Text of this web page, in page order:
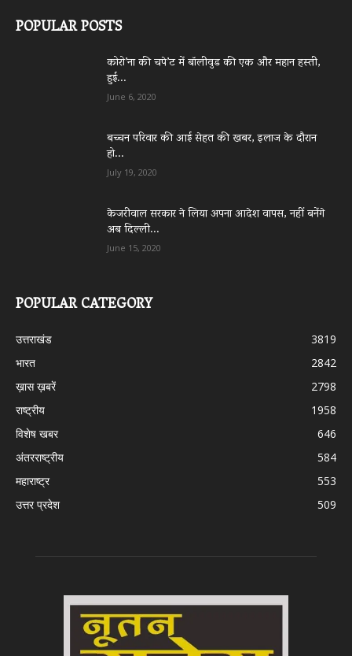
POPULAR POSTS
कोरो’ना की चपे’ट में बॉलीवुड की एक और महान हस्ती,
हुई...
June 6, 2020
बच्चन परिवार की आई सेहत की खबर, इलाज के दौरान
हो...
July 19, 2020
केजरीवाल सरकार ने लिया अपना आदेश वापस, नहीं बनेंगे
अब दिल्ली...
June 15, 2020
POPULAR CATEGORY
उत्तराखंड
3819
भारत
2842
ख़ास ख़बरें
2798
राष्ट्रीय
1958
विशेष खबर
646
अंतरराष्ट्रीय
584
महाराष्ट्र
553
उत्तर प्रदेश
509